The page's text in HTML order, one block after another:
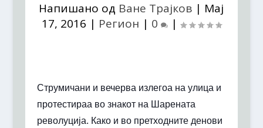
Напишано од Ване Трајков | Мај
17, 2016 | Регион | 0 |
Струмичани и вечерва излегоа на улица и
протестираа во знакот на Шарената
револуција. Како и во претходните денови